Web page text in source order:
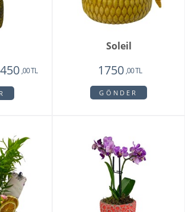
,00 TL
Soleil
1750 ,00 TL
GÖNDER